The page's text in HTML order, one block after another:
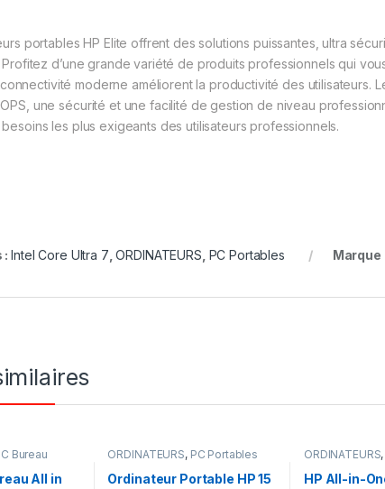
portables HP Elite offrent des solutions puissantes, ultra
d’une grande variété de produits professionnels qui
connectivité moderne améliorent la productivité des utilisateurs.
une sécurité et une facilité de gestion de niveau
les plus exigeants des utilisateurs professionnels.
:Intel Core Ultra 7 ,ORDINATEURS PC Portables Marque
Bureau
All in
ORDINATEURS, PC Portables
Ordinateur Portable HP 15
ORDINATEURS,
HP All-in-